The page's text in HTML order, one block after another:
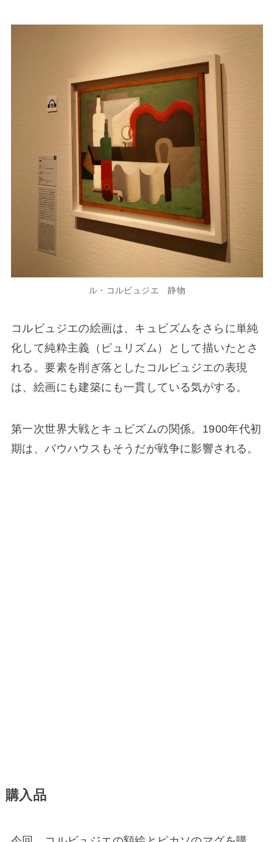
ル・コルビュジエ 静物
コルビュジエの絵画は、キュビズムをさらに単純
化して純粋主義（ピュリズム）として描いたとさ
れる。要素を削ぎ落としたコルビュジエの表現
は、絵画にも建築にも一貫している気がする。
第一次世界大戦とキュビズムの関係。1900年代初
期は、バウハウスもそうだが戦争に影響される。
購入品